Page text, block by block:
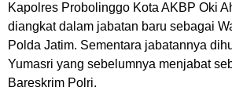
Kapolres Probolinggo Kota AKBP Oki
diangkat dalam jabatan baru sebagai
Polda Jatim. Sementara jabatannya
Yumasri yang sebelumnya menjabat
Bareskrim Polri.